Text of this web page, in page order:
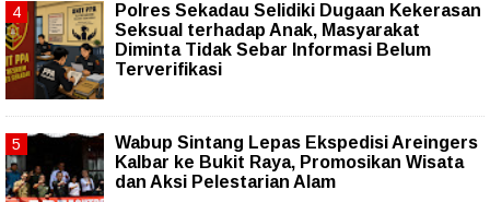
Polres Sekadau Selidiki Dugaan Kekerasan
Seksual terhadap Anak, Masyarakat
Diminta Tidak Sebar Informasi Belum
Terverifikasi
Wabup Sintang Lepas Ekspedisi Areingers
Kalbar ke Bukit Raya, Promosikan Wisata
dan Aksi Pelestarian Alam